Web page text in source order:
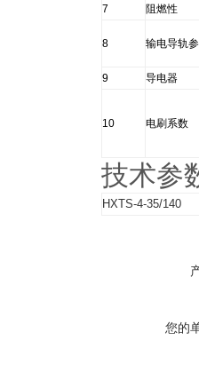
7 阻燃性
8 输电导轨
9 导电器
10 电刷系数
技术参
HXTS-4-35/140
您的